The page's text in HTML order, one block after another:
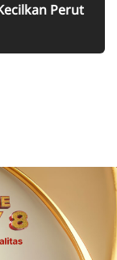
Perut